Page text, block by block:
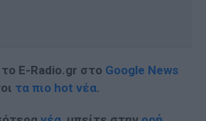
E-Radio.gr στο Google News
τα πιο hot νέα.